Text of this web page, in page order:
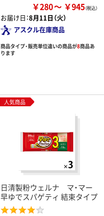
￥280 ￥945
お届け日：8月11日（火）
アスクル在庫商品
商品タイプ・販売単位違いの商品が8商品あ
ります
人気商品
日清製粉ウェルナ マ・マー
早ゆでスパゲティ 結束タイプ